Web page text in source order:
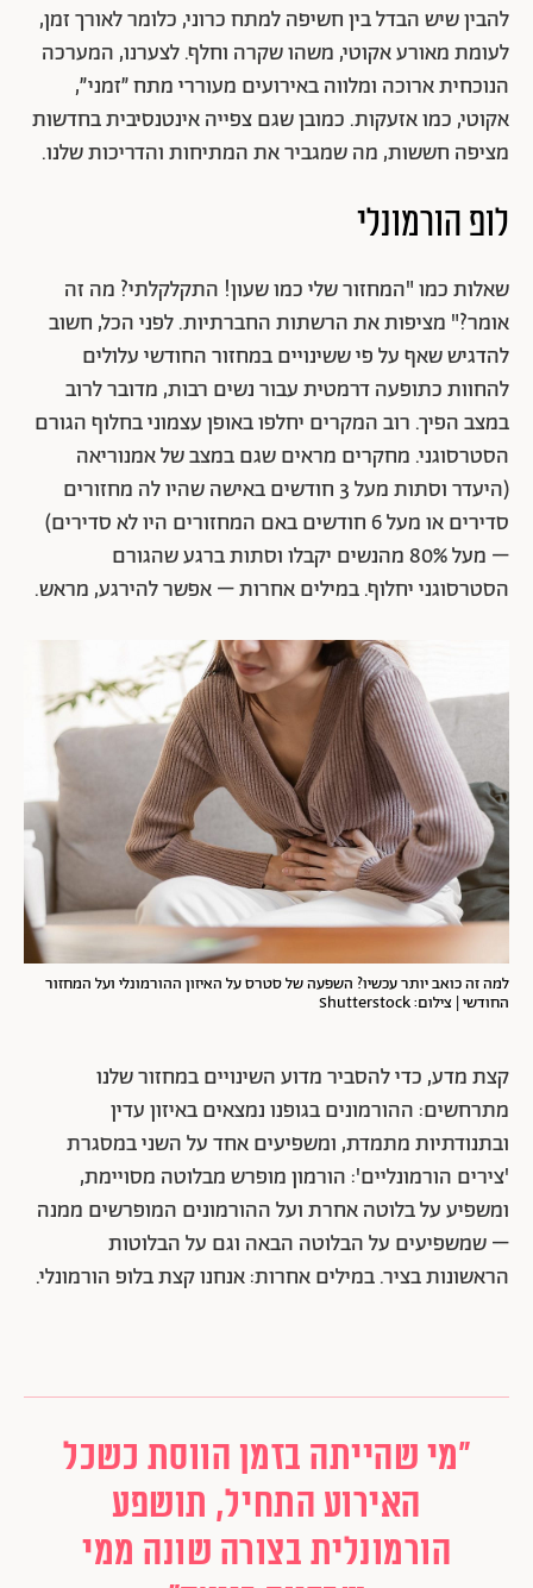
להבין שיש הבדל בין חשיפה למתח כרוני, כלומר לאורך זמן,
לעומת מאורע אקוטי, משהו שקרה וחלף. לצערנו, המערכה
הנוכחית ארוכה ומלווה באירועים מעוררי מתח ״זמני״,
אקוטי, כמו אזעקות. כמובן שגם צפייה אינטנסיבית בחדשות
מציפה חששות, מה שמגביר את המתיחות והדריכות שלנו.
לופ הורמונלי
שאלות כמו "המחזור שלי כמו שעון! התקלקלתי? מה זה
אומר?" מציפות את הרשתות החברתיות. לפני הכל, חשוב
להדגיש שאף על פי ששינויים במחזור החודשי עלולים
להחוות כתופעה דרמטית עבור נשים רבות, מדובר לרוב
במצב הפיך. רוב המקרים יחלפו באופן עצמוני בחלוף הגורם
הסטרסוגני. מחקרים מראים שגם במצב של אמנוריאה
(היעדר וסתות מעל 3 חודשים באישה שהיו לה מחזורים
סדירים או מעל 6 חודשים באם המחזורים היו לא סדירים)
– מעל 80% מהנשים יקבלו וסתות ברגע שהגורם
הסטרסוגני יחלוף. במילים אחרות – אפשר להירגע, מראש.
למה זה כואב יותר עכשיו? השפעה של סטרס על האיזון ההורמונלי ועל המחזור
החודשי | צילום: Shutterstock
קצת מדע, כדי להסביר מדוע השינויים במחזור שלנו
מתרחשים: ההורמונים בגופנו נמצאים באיזון עדין
ובתנודתיות מתמדת, ומשפיעים אחד על השני במסגרת
'צירים הורמונליים': הורמון מופרש מבלוטה מסויימת,
ומשפיע על בלוטה אחרת ועל ההורמונים המופרשים ממנה
– שמשפיעים על הבלוטה הבאה וגם על הבלוטות
הראשונות בציר. במילים אחרות: אנחנו קצת בלופ הורמונלי.
״מי שהייתה בזמן הווסת כשכל
האירוע התחיל, תושפע
הורמונלית בצורה שונה ממי